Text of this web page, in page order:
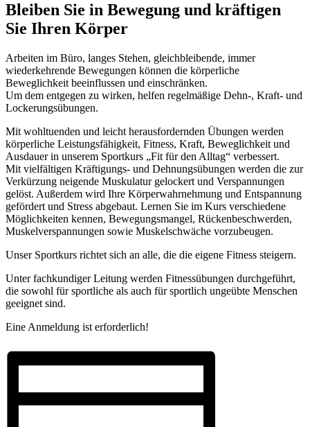
Bleiben Sie in Bewegung und kräftigen
Sie Ihren Körper
Arbeiten im Büro, langes Stehen, gleichbleibende, immer
wiederkehrende Bewegungen können die körperliche
Beweglichkeit beeinflussen und einschränken.
Um dem entgegen zu wirken, helfen regelmäßige Dehn-, Kraft- und
Lockerungsübungen.
Mit wohltuenden und leicht herausfordernden Übungen werden
körperliche Leistungsfähigkeit, Fitness, Kraft, Beweglichkeit und
Ausdauer in unserem Sportkurs „Fit für den Alltag“ verbessert.
Mit vielfältigen Kräftigungs- und Dehnungsübungen werden die zur
Verkürzung neigende Muskulatur gelockert und Verspannungen
gelöst. Außerdem wird Ihre Körperwahrnehmung und Entspannung
gefördert und Stress abgebaut. Lernen Sie im Kurs verschiedene
Möglichkeiten kennen, Bewegungsmangel, Rückenbeschwerden,
Muskelverspannungen sowie Muskelschwäche vorzubeugen.
Unser Sportkurs richtet sich an alle, die die eigene Fitness steigern.
Unter fachkundiger Leitung werden Fitnessübungen durchgeführt,
die sowohl für sportliche als auch für sportlich ungeübte Menschen
geeignet sind.
Eine Anmeldung ist erforderlich!